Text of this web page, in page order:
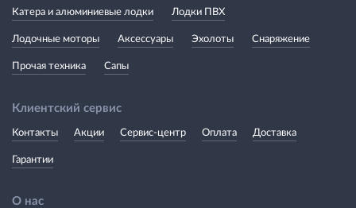
Катера и алюминиевые лодки Лодки ПВХ
Лодочные моторы Аксессуары Эхолоты Снаряжение
Прочая техника Сапы
Клиентский сервис
Контакты Акции Сервис-центр Оплата Доставка
Гарантии
О нас